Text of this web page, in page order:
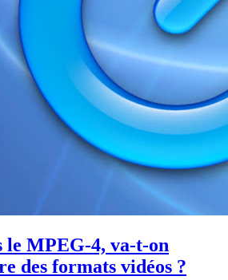
le MPEG-4, va-t-on
des formats vidéos ?